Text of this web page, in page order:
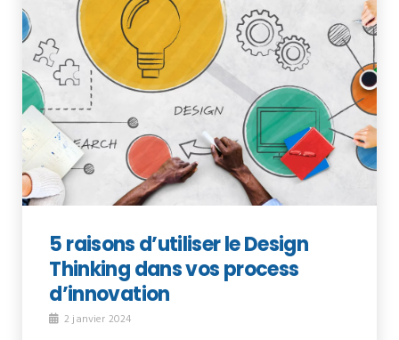
5 raisons d’utiliser le Design
Thinking dans vos process
d’innovation
2 janvier 2024